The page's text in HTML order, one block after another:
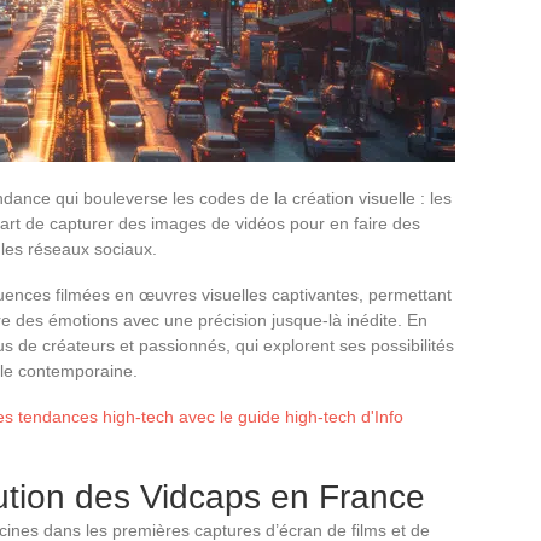
qui bouleverse les codes de la création visuelle : les
de capturer des images de vidéos pour en faire des
réseaux sociaux.
filmées en œuvres visuelles captivantes, permettant
des émotions avec une précision jusque-là inédite. En
de créateurs et passionnés, qui explorent ses possibilités
contemporaine.
tendances high-tech avec le guide high-tech d'Info
des Vidcaps en France
dans les premières captures d’écran de films et de